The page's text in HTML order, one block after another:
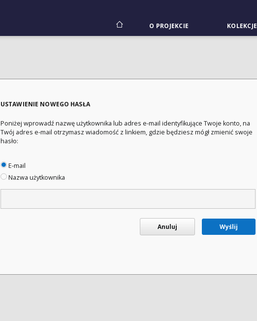
O PROJEKCIE KOLEKCJE
USTAWIENIE NOWEGO HASŁA
Poniżej wprowadź nazwę użytkownika lub adres e-mail identyfikujące Twoje konto, na
Twój adres e-mail otrzymasz wiadomość z linkiem, gdzie będziesz mógł zmienić swoje
hasło:
E-mail
Nazwa użytkownika
Anuluj Wyślij